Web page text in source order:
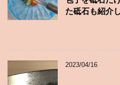
た砥石も紹介
2023/04/16